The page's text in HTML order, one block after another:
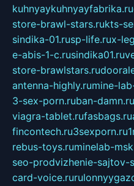
kuhnyaykuhnyayfabrika.ru
store-brawl-stars.rukts-
sindika-01.rusp-life.rux-
e-abis-1-c.rusindika01.ru
store-brawlstars.ru
antenna-highly.rumine-
3-sex-porn.ruban-damn.ru
viagra-tablet.rufasbags.ru
fincontech.ru3sexporn.ru
rebus-toys.ruminelab-
seo-prodvizhenie-sajtov-
card-voice.ru